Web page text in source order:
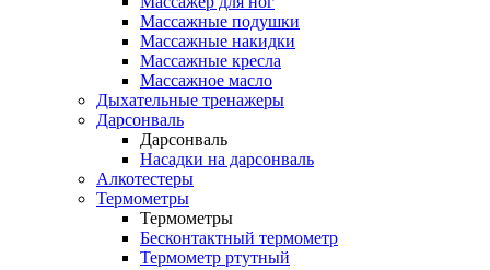
Массажные подушки
Массажные накидки
Массажные кресла
Массажное масло
Дыхательные тренажеры
Дарсонваль
Дарсонваль
Насадки на дарсонваль
Алкотестеры
Термометры
Термометры
Бесконтактный термометр
Термометр ртутный